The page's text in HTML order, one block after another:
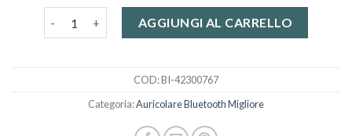
AGGIUNGI AL CARRELLO
COD:BI-42300767
Categoria:Auricolare Bluetooth Migliore